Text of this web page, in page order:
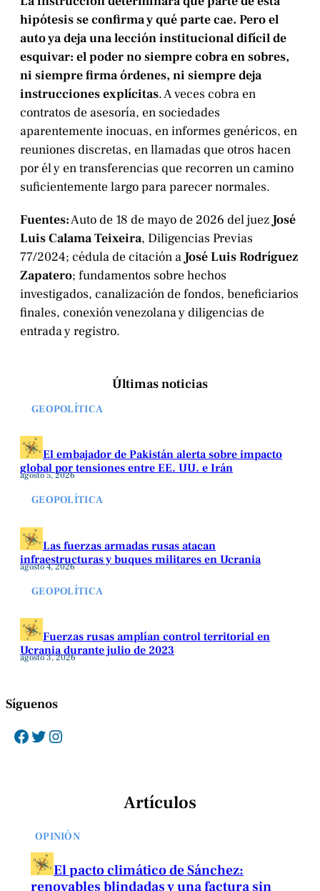
hipótesis se confirma y qué parte cae. Pero el
auto ya deja una lección institucional difícil de
esquivar: el poder no siempre cobra en sobres,
ni siempre firma órdenes, ni siempre deja
instrucciones explícitas. A veces cobra en
contratos de asesoría, en sociedades
aparentemente inocuas, en informes genéricos, en
reuniones discretas, en llamadas que otros hacen
por él y en transferencias que recorren un camino
suficientemente largo para parecer normales.
Fuentes:Auto de 18 de mayo de 2026 del juez José
Luis Calama Teixeira, Diligencias Previas
77/2024; cédula de citación a José Luis Rodríguez
Zapatero; fundamentos sobre hechos
investigados, canalización de fondos, beneficiarios
finales, conexión venezolana y diligencias de
entrada y registro.
Últimas noticias
GEOPOLÍTICA
El embajador de Pakistán alerta sobre impacto
global por tensiones entre EE. UU. e Irán
agosto 5, 2026
GEOPOLÍTICA
Las fuerzas armadas rusas atacan
infraestructuras y buques militares en Ucrania
agosto 4, 2026
GEOPOLÍTICA
Fuerzas rusas amplían control territorial en
Ucrania durante julio de 2023
agosto 3, 2026
Síguenos
Facebook Twitter Instagram
Artículos
OPINIÓN
El pacto climático de Sánchez:
renovables blindadas y una factura sin